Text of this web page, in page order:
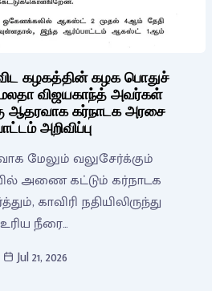
கழகத்தின் கழக பொதுச்
விஜயகாந்த் அவர்கள்
ஆதரவாக கர்நாடக அரசை
அறிவிப்பு
மேலும் வலுசேர்க்கும்
அணை கட்டும் கர்நாடக
காவிரி நதியிலிருந்து
நீரை…
Jul 21, 2026